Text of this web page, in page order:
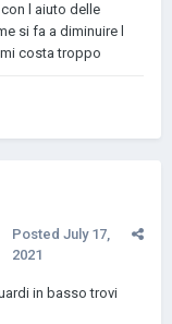
l aiuto delle
si fa a diminuire l
costa troppo
Posted July 17,
2021
in basso trovi